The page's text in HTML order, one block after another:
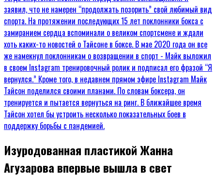
Изуродованная пластикой Жанна
Агузарова впервые вышла в свет